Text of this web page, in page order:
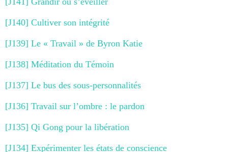
[J140] Cultiver son intégrité
[J139] Le « Travail » de Byron Katie
[J138] Méditation du Témoin
[J137] Le bus des sous-personnalités
[J136] Travail sur l’ombre : le pardon
[J135] Qi Gong pour la libération
[J134] Expérimenter les états de conscience